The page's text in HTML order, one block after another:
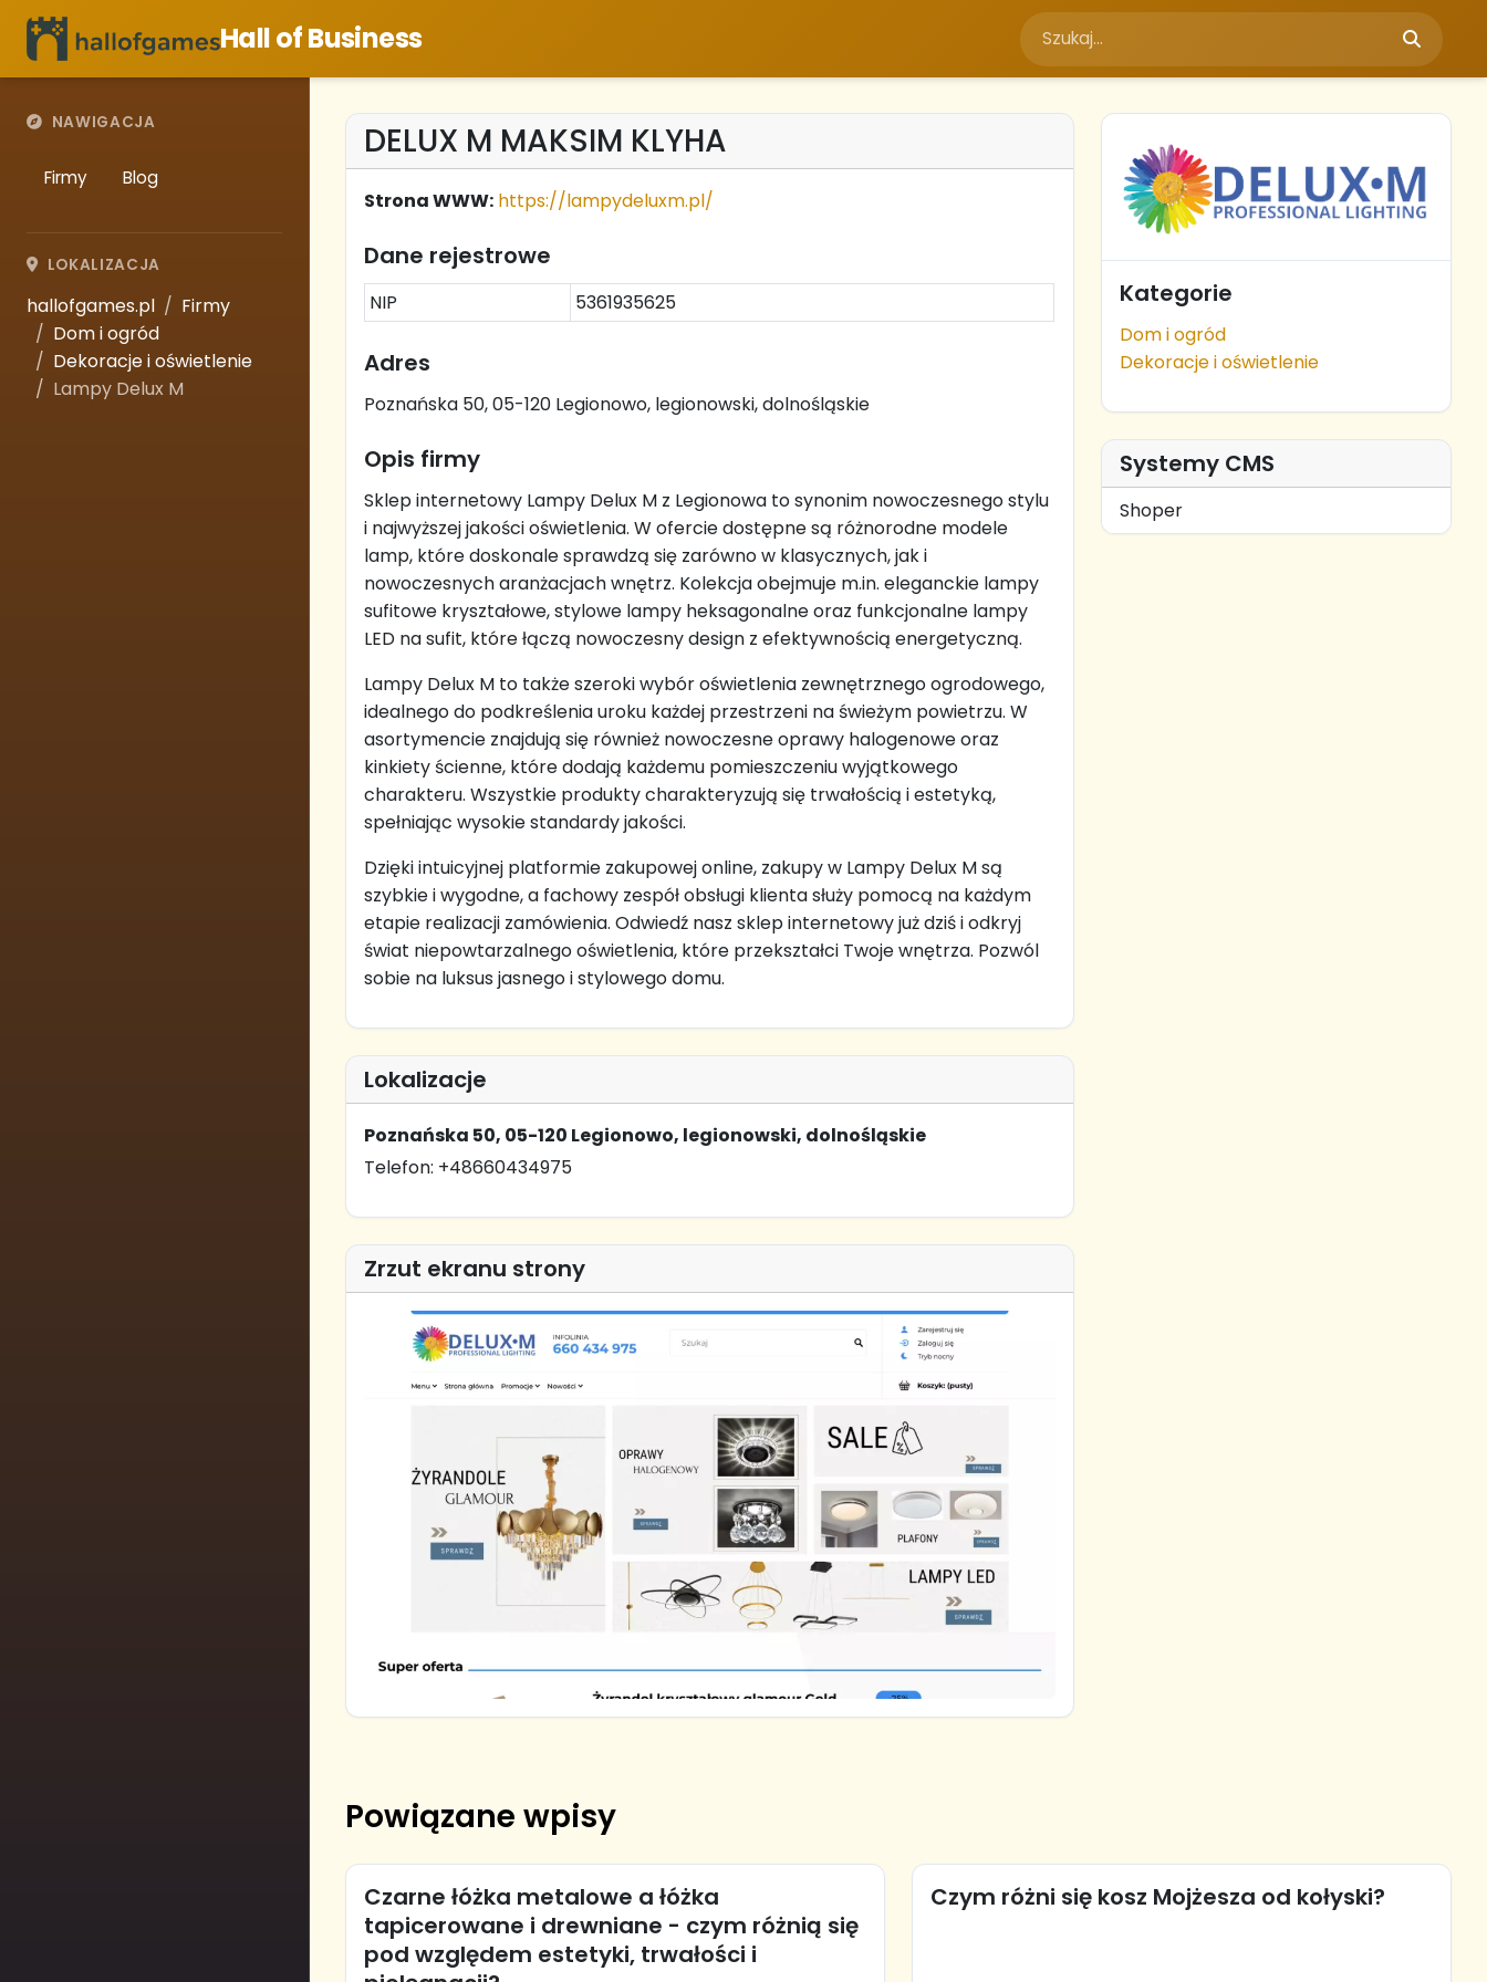
Hall of Business
NAWIGACJA
Firmy Blog
LOKALIZACJA
hallofgames.pl
Firmy
Dom i ogród
Dekoracje i oświetlenie
Lampy Delux M
DELUX M MAKSIM KLYHA
Strona WWW: https://lampydeluxm.pl/
Dane rejestrowe
NIP 5361935625
Adres
Poznańska 50, 05-120 Legionowo, legionowski, dolnośląskie
Opis firmy
Sklep internetowy Lampy Delux M z Legionowa to synonim nowoczesnego stylu
i najwyższej jakości oświetlenia. W ofercie dostępne są różnorodne modele
lamp, które doskonale sprawdzą się zarówno w klasycznych, jak i
nowoczesnych aranżacjach wnętrz. Kolekcja obejmuje m.in. eleganckie lampy
sufitowe kryształowe, stylowe lampy heksagonalne oraz funkcjonalne lampy
LED na sufit, które łączą nowoczesny design z efektywnością energetyczną.
Lampy Delux M to także szeroki wybór oświetlenia zewnętrznego ogrodowego,
idealnego do podkreślenia uroku każdej przestrzeni na świeżym powietrzu. W
asortymencie znajdują się również nowoczesne oprawy halogenowe oraz
kinkiety ścienne, które dodają każdemu pomieszczeniu wyjątkowego
charakteru. Wszystkie produkty charakteryzują się trwałością i estetyką,
spełniając wysokie standardy jakości.
Dzięki intuicyjnej platformie zakupowej online, zakupy w Lampy Delux M są
szybkie i wygodne, a fachowy zespół obsługi klienta służy pomocą na każdym
etapie realizacji zamówienia. Odwiedź nasz sklep internetowy już dziś i odkryj
świat niepowtarzalnego oświetlenia, które przekształci Twoje wnętrza. Pozwól
sobie na luksus jasnego i stylowego domu.
Lokalizacje
Poznańska 50, 05-120 Legionowo, legionowski, dolnośląskie
Telefon: +48660434975
Zrzut ekranu strony
Kategorie
Dom i ogród
Dekoracje i oświetlenie
Systemy CMS
Shoper
Powiązane wpisy
Czarne łóżka metalowe a łóżka
tapicerowane i drewniane - czym różnią się
pod względem estetyki, trwałości i
Czym różni się kosz Mojżesza od kołyski?